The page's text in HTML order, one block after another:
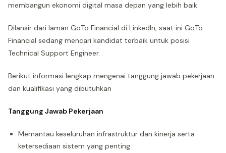
membangun ekonomi digital masa depan yang lebih baik.
Dilansir dari laman GoTo Financial di LinkedIn, saat ini GoTo
Financial sedang mencari kandidat terbaik untuk posisi
Technical Support Engineer.
Berikut informasi lengkap mengenai tanggung jawab pekerjaan
dan kualifikasi yang dibutuhkan
Tanggung Jawab Pekerjaan
Memantau keseluruhan infrastruktur dan kinerja serta
ketersediaan sistem yang penting